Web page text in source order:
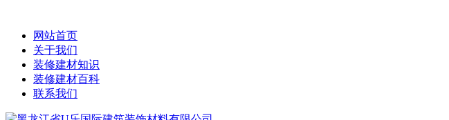
网站首页
关于我们
装修建材知识
装修建材百科
联系我们